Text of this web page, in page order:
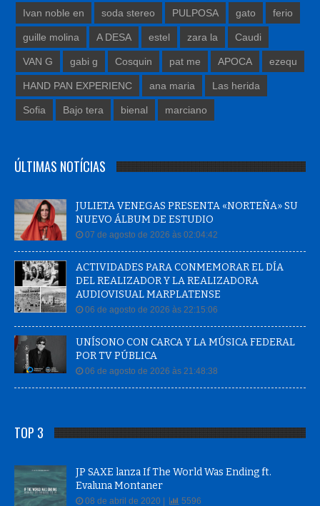
Ivan noble en soda stereo PULPOSA gato ferio
guille molina A DESA estel zara la Caudi
VAN G gabi g Cosquin pat me APOCA ezequ
HAND PAN EXPERIENC ana maria Las herida
Sofia Bajo tera bienal marciano
ÚLTIMAS NOTÍCIAS
JULIETA VENEGAS PRESENTA «NORTEÑA» SU
NUEVO ÁLBUM DE ESTUDIO
07 de agosto de 2026 às 02:04:42
ACTIVIDADES PARA CONMEMORAR EL DÍA
DEL REALIZADOR Y LA REALIZADORA
AUDIOVISUAL MARPLATENSE
06 de agosto de 2026 às 22:15:06
UNÍSONO CON CARCA Y LA MÚSICA FEDERAL
POR TV PÚBLICA
06 de agosto de 2026 às 21:48:38
TOP 3
JP SAXE lanza If The World Was Ending ft.
Evaluna Montaner
08 de abril de 2020 | 5596